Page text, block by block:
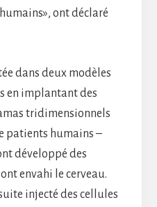
ont déclaré
dans deux modèles
en implantant des
tridimensionnels
patients humains –
développé des
envahi le cerveau.
injecté des cellules